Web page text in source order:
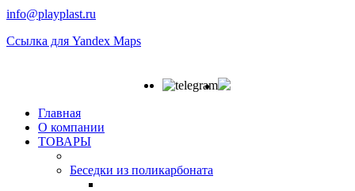
info@playplast.ru
Ссылка для Yandex Maps
Главная
О компании
ТОВАРЫ
Беседки из поликарбоната